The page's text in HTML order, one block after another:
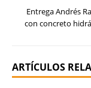
Entrega Andrés
con concreto
ARTÍCULOS